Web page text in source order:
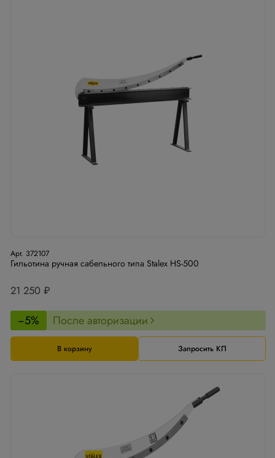
Арт. 372107
Гильотина ручная сабельного типа Stalex HS-500
21 250 ₽
−5% После авторизации
В корзину Запросить КП